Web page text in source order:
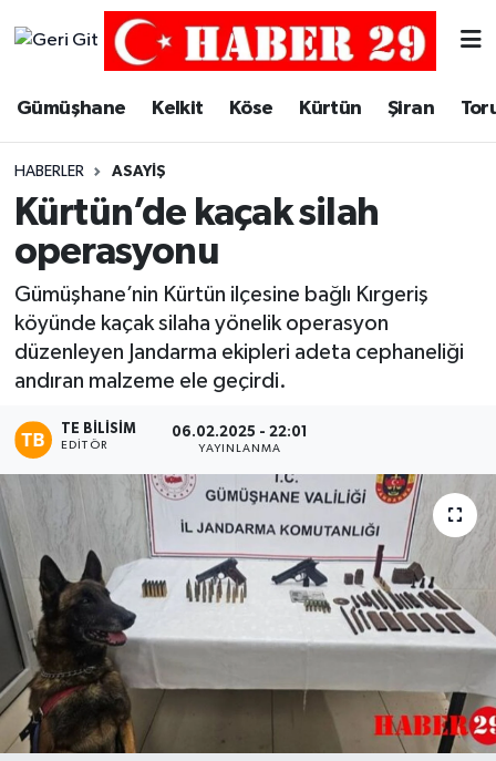
Gümüşhane Kelkit Köse Kürtün Şiran
HABERLER ASAYIŞ
Kürtün’de kaçak silah
operasyonu
Gümüşhane’nin Kürtün ilçesine bağlı Kırgeriş
köyünde kaçak silaha yönelik operasyon
düzenleyen Jandarma ekipleri adeta cephaneliği
andıran malzeme ele geçirdi.
TE BILISIM
EDITÖR
06.02.2025 - 22:01
YAYINLANMA
Merkez Trafik Yoğunluk Haritası
Süper Lig Puan Durumu ve Fikstür
Tüm Manşetler
Son Dakika Haberleri
Haber Arşivi